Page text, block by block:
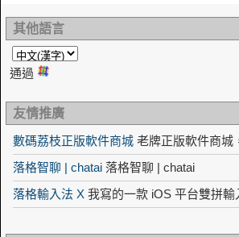
其他語言
通過
友情推廣
數碼荔枝正版軟件商城 老牌正版軟件商城
落格智聊 | chatai 落格智聊 | chatai
落格輸入法 X 我寫的一款 iOS 平台雙拼輸